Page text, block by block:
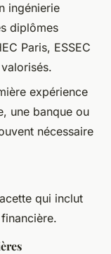
ingénierie
diplômes
Paris, ESSEC
expérience
une banque ou
nécessaire
qui inclut